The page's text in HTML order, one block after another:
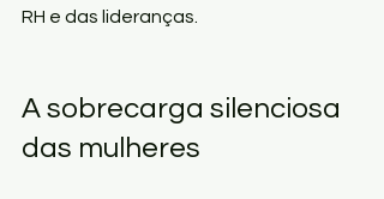
RH e das lideranças.
A sobrecarga silenciosa
das mulheres